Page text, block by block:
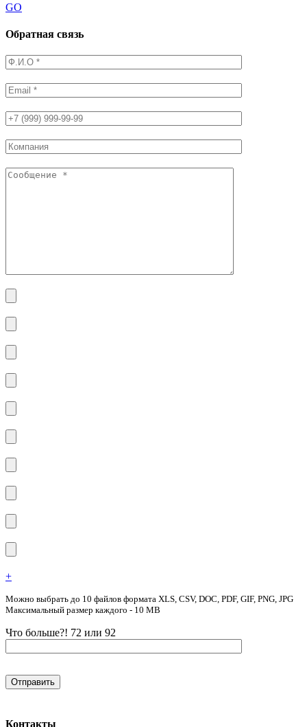
GO
Обратная связь
+
Можно выбрать до 10 файлов формата XLS, CSV, DOC, PDF, GIF, PNG, JPG
Максимальный размер каждого - 10 MB
Что больше?! 72 или 92
Контакты